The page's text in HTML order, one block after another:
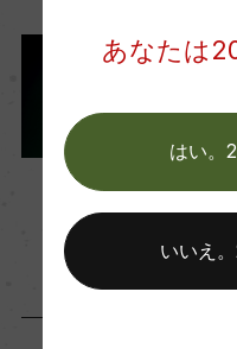
ー
Wine Spectator 得点
ー
醗酵・熟成
醗酵：瓶内二次醗酵/
あなたは
はい。
いいえ